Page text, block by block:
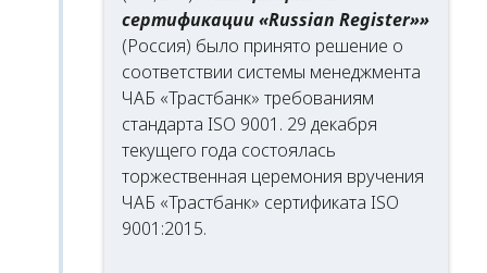
сертификации «Russian Register»»
(Россия) было принято решение о
соответствии системы менеджмента
ЧАБ «Трастбанк» требованиям
стандарта ISO 9001. 29 декабря
текущего года состоялась
торжественная церемония вручения
ЧАБ «Трастбанк» сертификата ISO
9001:2015.